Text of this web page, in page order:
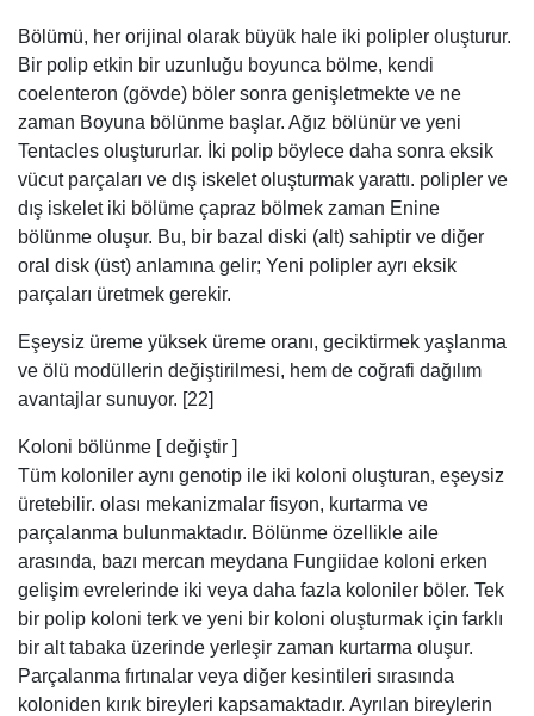
Bölümü, her orijinal olarak büyük hale iki polipler oluşturur.
Bir polip etkin bir uzunluğu boyunca bölme, kendi
coelenteron (gövde) böler sonra genişletmekte ve ne
zaman Boyuna bölünme başlar. Ağız bölünür ve yeni
Tentacles oluştururlar. İki polip böylece daha sonra eksik
vücut parçaları ve dış iskelet oluşturmak yarattı. polipler ve
dış iskelet iki bölüme çapraz bölmek zaman Enine
bölünme oluşur. Bu, bir bazal diski (alt) sahiptir ve diğer
oral disk (üst) anlamına gelir; Yeni polipler ayrı eksik
parçaları üretmek gerekir.
Eşeysiz üreme yüksek üreme oranı, geciktirmek yaşlanma
ve ölü modüllerin değiştirilmesi, hem de coğrafi dağılım
avantajlar sunuyor. [22]
Koloni bölünme [ değiştir ]
Tüm koloniler aynı genotip ile iki koloni oluşturan, eşeysiz
üretebilir. olası mekanizmalar fisyon, kurtarma ve
parçalanma bulunmaktadır. Bölünme özellikle aile
arasında, bazı mercan meydana Fungiidae koloni erken
gelişim evrelerinde iki veya daha fazla koloniler böler. Tek
bir polip koloni terk ve yeni bir koloni oluşturmak için farklı
bir alt tabaka üzerinde yerleşir zaman kurtarma oluşur.
Parçalanma fırtınalar veya diğer kesintileri sırasında
koloniden kırık bireyleri kapsamaktadır. Ayrılan bireylerin